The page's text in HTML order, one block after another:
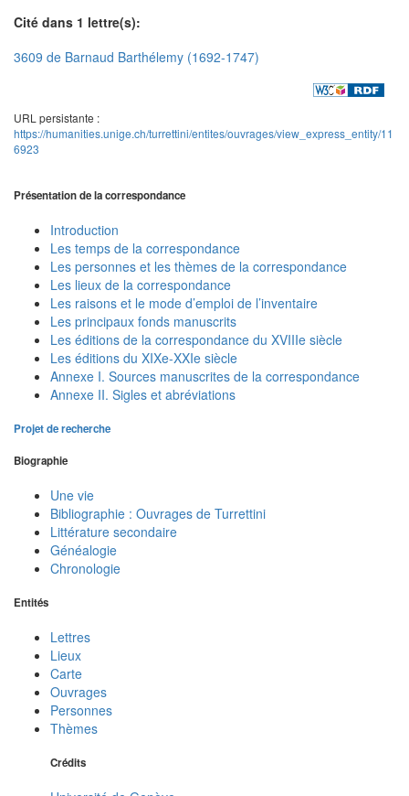
Cité dans 1 lettre(s):
3609 de Barnaud Barthélemy (1692-1747)
URL persistante :
https://humanities.unige.ch/turrettini/entites/ouvrages/view_express_entity/11
6923
Présentation de la correspondance
Introduction
Les temps de la correspondance
Les personnes et les thèmes de la correspondance
Les lieux de la correspondance
Les raisons et le mode d’emploi de l’inventaire
Les principaux fonds manuscrits
Les éditions de la correspondance du XVIIIe siècle
Les éditions du XIXe-XXIe siècle
Annexe I. Sources manuscrites de la correspondance
Annexe II. Sigles et abréviations
Projet de recherche
Biographie
Une vie
Bibliographie : Ouvrages de Turrettini
Littérature secondaire
Généalogie
Chronologie
Entités
Lettres
Lieux
Carte
Ouvrages
Personnes
Thèmes
Crédits